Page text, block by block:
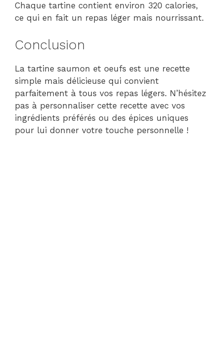
Chaque tartine contient environ 320 calories,
ce qui en fait un repas léger mais nourrissant.
Conclusion
La tartine saumon et oeufs est une recette
simple mais délicieuse qui convient
parfaitement à tous vos repas légers. N’hésitez
pas à personnaliser cette recette avec vos
ingrédients préférés ou des épices uniques
pour lui donner votre touche personnelle !